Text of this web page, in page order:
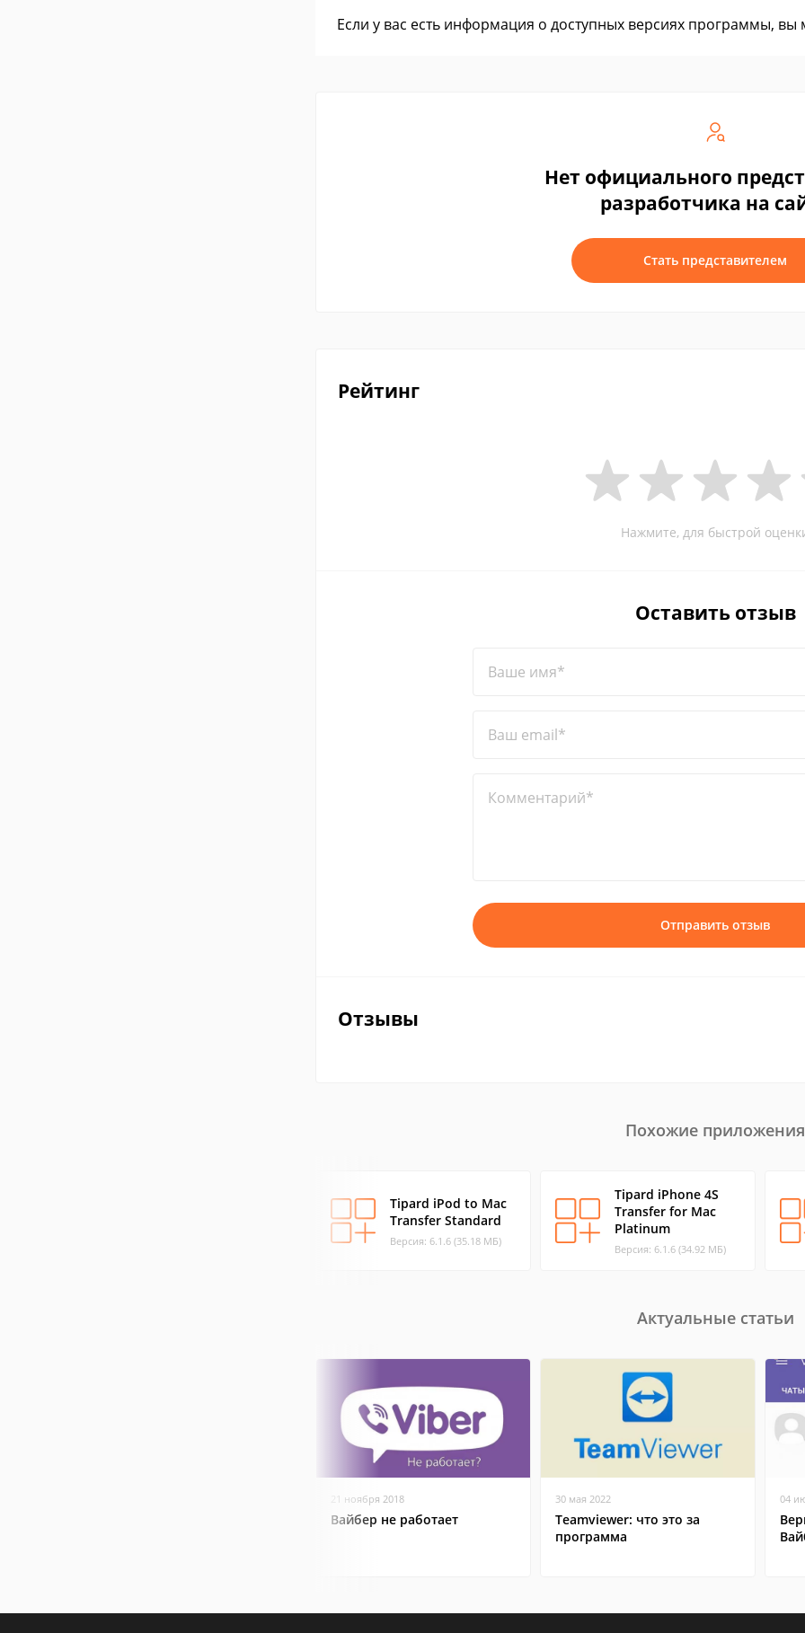
Если у вас есть информация о доступных версиях программы,
Нет официального
разработчика на
Стать представителем
Рейтинг
Нажмите, для быстрой
Оставить отзыв
Ваше имя*
Ваш email*
Комментарий*
Отправить отзыв
Отзывы
Похожие приложения
Tipard iPod to Mac
Transfer Standard
Версия: 6.1.6 (35.18 МБ)
Tipard iPhone 4S
Transfer for Mac
Platinum
Версия: 6.1.6 (34.92 МБ)
Актуальные статьи
21 ноября 2018
Вайбер не работает
30 мая 2022
Teamviewer: что это за
программа
04